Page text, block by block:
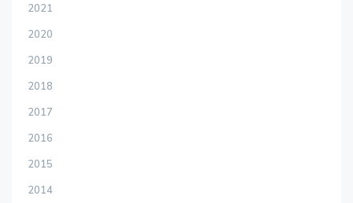
2021
2020
2019
2018
2017
2016
2015
2014